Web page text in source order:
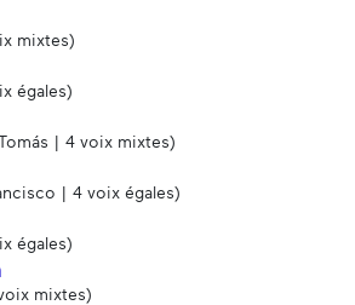
mixtes)
égales)
| 4 voix mixtes)
| 4 voix égales)
égales)
mixtes)